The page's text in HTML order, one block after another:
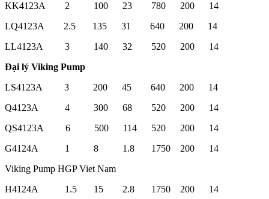
KK4123A 2 100 23 780 200 14
LQ4123A 2.5 135 31 640 200 14
LL4123A 3 140 32 520 200 14
Đại lý Viking Pump
LS4123A 3 200 45 640 200 14
Q4123A 4 300 68 520 200 14
QS4123A 6 500 114 520 200 14
G4124A 1 8 1.8 1750 200 14
Viking Pump HGP Viet Nam
H4124A 1.5 15 2.8 1750 200 14